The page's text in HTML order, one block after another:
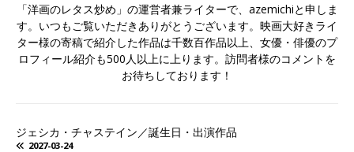
「洋画のレタス炒め」の運営者兼ライターで、azemichiと申しま
す。いつもご覧いただきありがとうございます。映画大好きライ
ター様の寄稿で紹介した作品は千数百作品以上、女優・俳優のプ
ロフィール紹介も500人以上に上ります。訪問者様のコメントを
お待ちしております！
ジェシカ・チャステイン／誕生日・出演作品
2027-03-24